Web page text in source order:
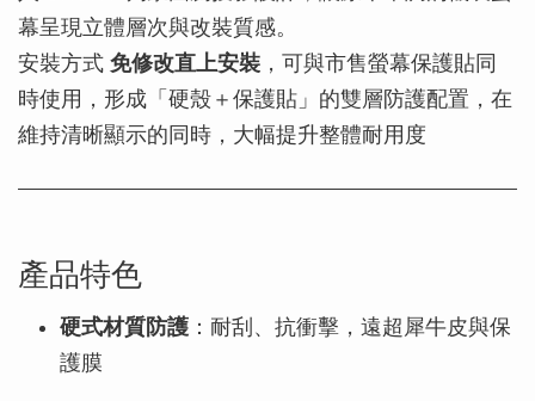
幕呈現立體層次與改裝質感。
安裝方式 免修改直上安裝 ，可與市售螢幕保護貼同
時使用，形成「硬殼＋保護貼」的雙層防護配置，在
維持清晰顯示的同時，大幅提升整體耐用度
產品特色
硬式材質防護 ：耐刮、抗衝擊，遠超犀牛皮與保
護膜